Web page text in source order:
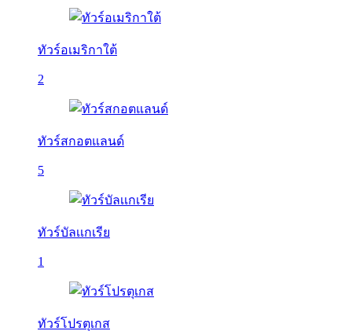
ทัวร์อเมริกาใต้
2
ทัวร์สกอตแลนด์
5
ทัวร์บัลเเกเรีย
1
ทัวร์โปรตุเกส